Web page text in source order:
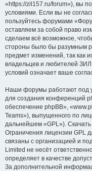
«https://zil157.ru/forum»), вы
условиями. Если вы не
пользуйтесь форумами
оставляем за собой право
сделаем всё возможное,
стороны было бы разумным
предмет изменений, так как
владельцев и любителей
условий означает ваше
Наши форумы работают под
для создания конференций
обеспечение phpBB»,
Teams»), выпущенного по
дальнейшем «GPL»).
Ограничения лицензии GPL
связаны с организацией и
Limited не несёт
определяет в качестве
За дополнительной